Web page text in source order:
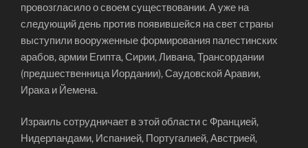
провозгласило о своем существовании. А уже на
следующий день против появившейся на свет страны
выступили вооруженные формирования палестинских
арабов, армии Египта, Сирии, Ливана, Трансордании
(предшественница Иордании), Саудовской Аравии,
Ирака и Йемена.
Израиль сотрудничает в этой области с Францией,
Нидерландами, Испанией, Португалией, Австрией,